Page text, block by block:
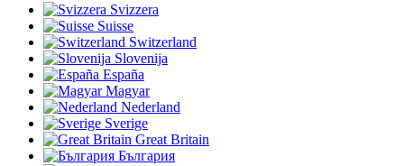
Svizzera
Suisse
Switzerland
Slovenija
España
Magyar
Nederland
Sverige
Great Britain
България